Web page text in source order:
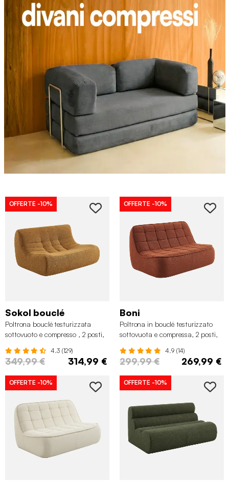
OFFERTE -10%
Sokol bouclé
Poltrona bouclé testurizzata
sottovuoto e compresso , 2 posti,
4.3 (129)
349,99 € 314,99 €
OFFERTE -10%
Boni
Poltrona in bouclé testurizzato
sottovuota e compressa, 2 posti,
4.9 (14)
299,99 € 269,99 €
OFFERTE -10% OFFERTE -10%